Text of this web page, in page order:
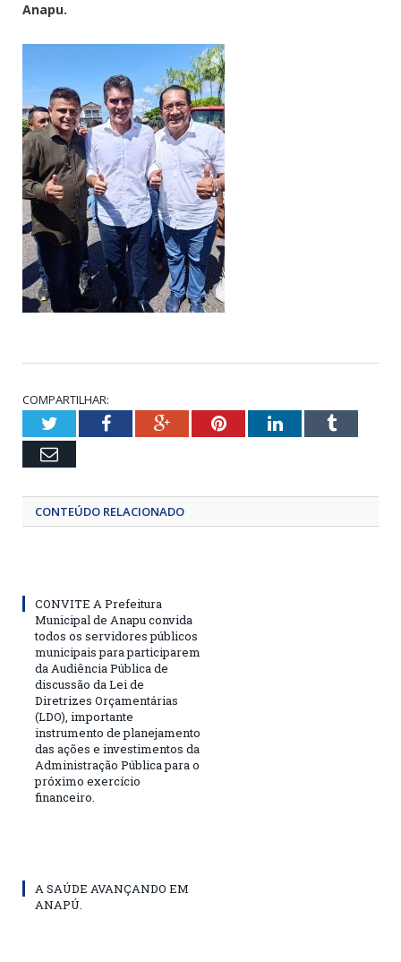
Anapu.
COMPARTILHAR:
TwitterFacebookGoogle+PinterestLinkedInTumblr
Email
CONTEÚDO RELACIONADO
CONVITE A Prefeitura
Municipal de Anapu convida
todos os servidores públicos
municipais para participarem
da Audiência Pública de
discussão da Lei de
Diretrizes Orçamentárias
(LDO), importante
instrumento de planejamento
das ações e investimentos da
Administração Pública para o
próximo exercício
financeiro.
A SAÚDE AVANÇANDO EM
ANAPÚ.